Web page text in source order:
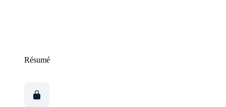
Résumé